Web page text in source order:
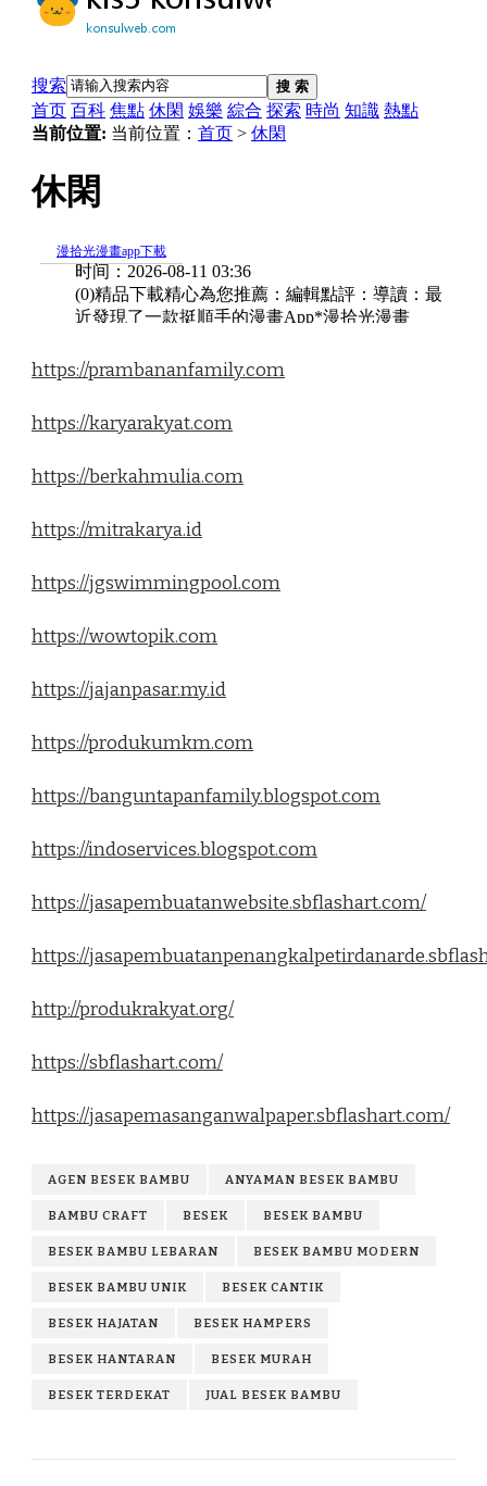
https://prambananfamily.com
https://karyarakyat.com
https://berkahmulia.com
https://mitrakarya.id
https://jgswimmingpool.com
https://wowtopik.com
https://jajanpasar.my.id
https://produkumkm.com
https://banguntapanfamily.blogspot.com
https://indoservices.blogspot.com
https://jasapembuatanwebsite.sbflashart.com/
https://
http://produkrakyat.org/
https://sbflashart.com/
https://jasapemasanganwalpaper.sbflashart.com/
AGEN BESEK BAMBU ANYAMAN BESEK BAMBU
BAMBU CRAFT BESEK BESEK BAMBU
BESEK BAMBU LEBARAN BESEK BAMBU MODERN
BESEK BAMBU UNIK BESEK CANTIK
BESEK HAJATAN BESEK HAMPERS
BESEK HANTARAN BESEK MURAH
BESEK TERDEKAT JUAL BESEK BAMBU